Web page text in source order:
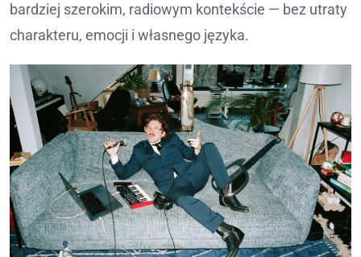
bardziej szerokim, radiowym kontekście — bez utraty
charakteru, emocji i własnego języka.